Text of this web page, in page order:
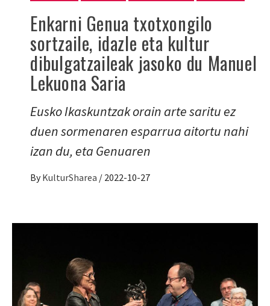
Enkarni Genua txotxongilo
sortzaile, idazle eta kultur
dibulgatzaileak jasoko du Manuel
Lekuona Saria
Eusko Ikaskuntzak orain arte saritu ez
duen sormenaren esparrua aitortu nahi
izan du, eta Genuaren
By KulturSharea / 2022-10-27